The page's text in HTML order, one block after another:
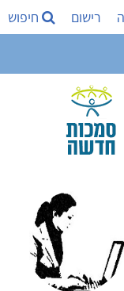
רישום חיפוש